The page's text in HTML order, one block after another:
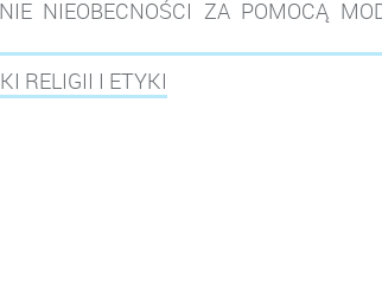
NIEOBECNOŚCI ZA POMOCĄ
RELIGII I ETYKI